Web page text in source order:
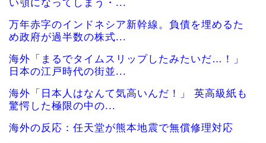
い顎になってしまう・...
万年赤字のインドネシア新幹線。負債を埋めるた
め政府が過半数の株式...
海外「まるでタイムスリップしたみたいだ…！」
日本の江戸時代の街並...
海外「日本人はなんて気高いんだ！」 英高級紙も
驚愕した極限の中の...
海外の反応：任天堂が熊本地震で無償修理対応